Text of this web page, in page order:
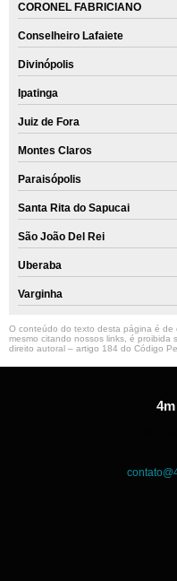
CORONEL FABRICIANO
Conselheiro Lafaiete
Divinópolis
Ipatinga
Juiz de Fora
Montes Claros
Paraisópolis
Santa Rita do Sapucai
São João Del Rei
Uberaba
Varginha
O conteúdo do texto desta página é de
mesmo citando nossos links, é proibida
direito autoral – artigo 184 do Código